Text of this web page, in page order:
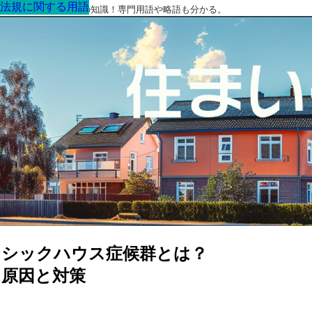
最高の家を作るための知識！専門用語や略語も分かる。
シックハウス症候群とは？
原因と対策
法規に関する用語
法規に関する用語
法規に関する用語
法規に関する用語
法規に関する用語
法規に関する用語
法規に関する用語